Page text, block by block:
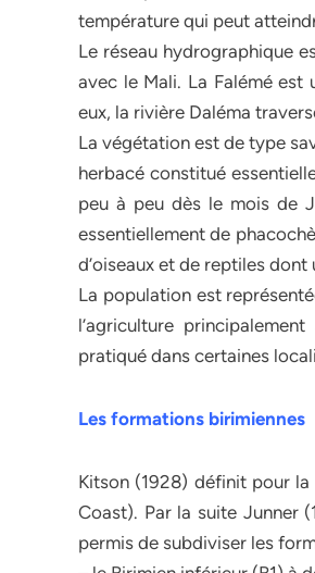
température qui peut
Le réseau hydrographique
avec le Mali. La Falémé est
eux, la rivière Daléma
La végétation est de type
herbacé constitué
peu à peu dès le mois de
essentiellement de
d’oiseaux et de reptiles
La population est
l’agriculture
pratiqué dans certaines
Les formations birimiennes
Kitson (1928) définit pour
Coast). Par la suite Junner
permis de subdiviser les